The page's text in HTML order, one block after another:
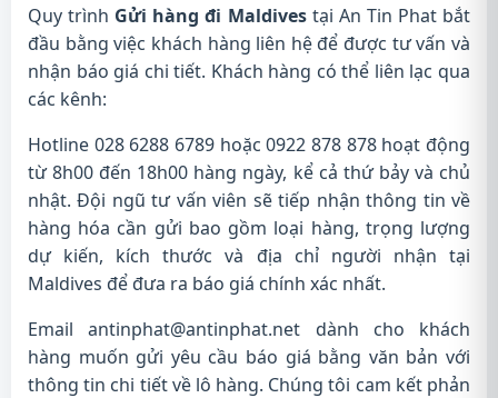
Quy trình Gửi hàng đi Maldivestại An Tin Phat bắt
đầu bằng việc khách hàng liên hệ để được tư vấn và
nhận báo giá chi tiết. Khách hàng có thể liên lạc qua
các kênh:
Hotline 028 6288 6789 hoặc 0922 878 878 hoạt động
từ 8h00 đến 18h00 hàng ngày, kể cả thứ bảy và chủ
nhật. Đội ngũ tư vấn viên sẽ tiếp nhận thông tin về
hàng hóa cần gửi bao gồm loại hàng, trọng lượng
dự kiến, kích thước và địa chỉ người nhận tại
Maldives để đưa ra báo giá chính xác nhất.
Emailantinphat@antinphat.net dành cho khách
hàng muốn gửi yêu cầu báo giá bằng văn bản với
thông tin chi tiết về lô hàng. Chúng tôi cam kết phản